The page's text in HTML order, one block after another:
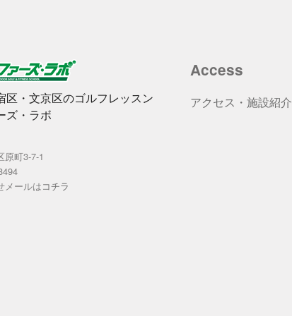
区・文京区のゴルフレッスン
ズ・ラボ
原町3-7-1
メールはコチラ
Access
アクセス・施設紹介